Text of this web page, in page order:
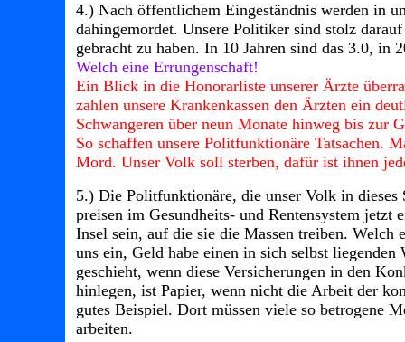
4.) Nach öffentlichem Eingeständnis werden in
dahingemordet. Unsere Politiker sind stolz
gebracht zu haben. In 10 Jahren sind das 3.0, in
Welch eine Errungenschaft!
Ein Blick in die Honorarliste unserer Ärzte
zahlen unsere Krankenkassen den Ärzten ein
Schwangeren über neun Monate hinweg bis zur
So schaffen unsere Politfunktionäre Tatsachen.
Mord. Unser Volk soll sterben, dafür ist ihnen
5.) Die Politfunktionäre, die unser Volk in dieses
preisen im Gesundheits- und Rentensystem jetzt
Insel sein, auf die sie die Massen treiben.
uns ein, Geld habe einen in sich selbst liegenden
geschieht, wenn diese Versicherungen in den
hinlegen, ist Papier, wenn nicht die Arbeit der
gutes Beispiel. Dort müssen viele so betrogene
arbeiten.